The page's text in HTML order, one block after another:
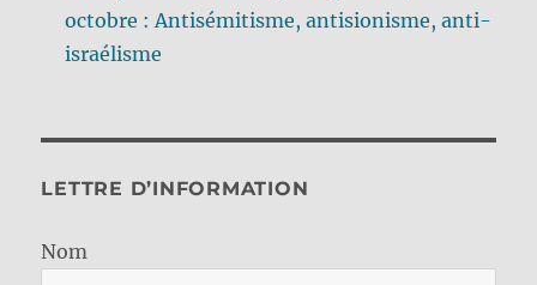
octobre : Antisémitisme, antisionisme, anti-
israélisme
LETTRE D’INFORMATION
Nom